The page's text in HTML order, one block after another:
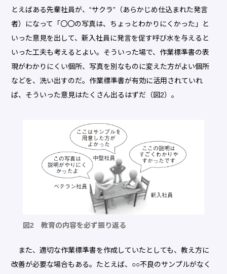
とえばある先輩社員が、“サクラ”（あらかじめ仕込まれた発言
者）になって「〇〇の写真は、ちょっとわかりにくかった」と
いった意見を出して、新入社員に発言を促す呼び水を与えると
いった工夫も考えるとよい。そういった場で、作業標準書の表
現がわかりにくい個所、写真を別なものに変えた方がよい個所
などを、洗い出すのだ。作業標準書が有効に活用されていれ
ば、そういった意見はたくさん出るはずだ（図2）。
図2 教育の内容を必ず振り返る
また、適切な作業標準書を作成していたとしても、教え方に
改善が必要な場合もある。たとえば、○○不良のサンプルがなく